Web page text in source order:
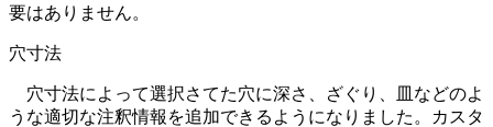
要はありません。
穴寸法
穴寸法によって選択さてた穴に深さ、ざぐり、皿などのよ
うな適切な注釈情報を追加できるようになりました。カスタ